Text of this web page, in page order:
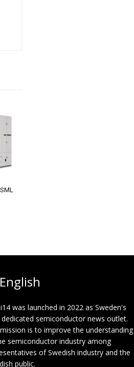
was launched in 2022 as Sweden's
semiconductor news outlet.
is to improve the understanding
semiconductor industry among
of Swedish industry and the
public.